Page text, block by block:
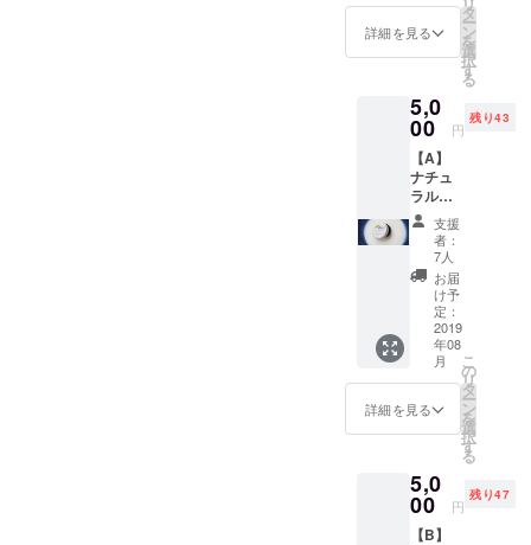
詳細を見る
タ
ー
ン
を
選
択
す
る
5,0
00 円
残り43
【A】
ナチュ
ラルハ
ンド
バーム
とお礼
のメッ
セージ
ーーー
ーー ナ
チュラ
ルハン
ドバー
ム
（10g）
油、ア
ンズ核
油、ミ
ツロ
支援
者：
7人
お届
け予
定：
2019
年08
月
詳細を見る
こ
の
リ
タ
ー
ン
を
選
択
す
る
5,0
00 円
残り47
【B】